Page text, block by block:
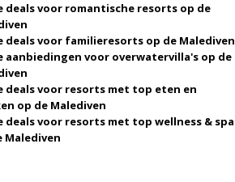
deals voor romantische resorts op de
deals voor familieresorts op de Malediven
aanbiedingen voor overwatervilla's op de
deals voor resorts met top eten en
op de Malediven
deals voor resorts met top wellness & spa
Malediven